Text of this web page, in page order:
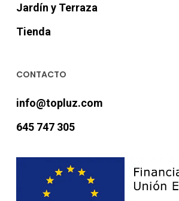
Jardín y Terraza
Tienda
CONTACTO
info@topluz.com
645 747 305